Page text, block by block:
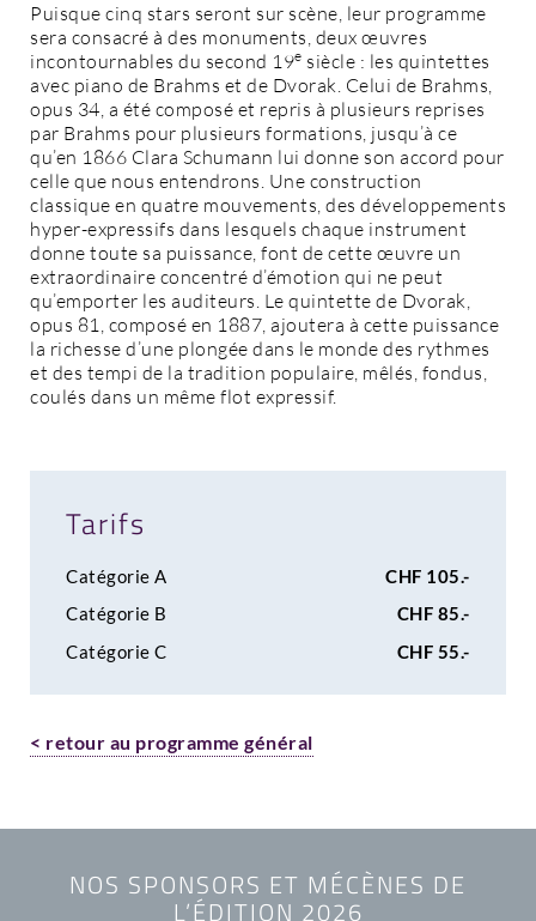
Puisque cinq stars seront sur scène, leur programme
sera consacré à des monuments, deux œuvres
incontournables du second 19e siècle : les quintettes
avec piano de Brahms et de Dvorak. Celui de Brahms,
opus 34, a été composé et repris à plusieurs reprises
par Brahms pour plusieurs formations, jusqu’à ce
qu’en 1866 Clara Schumann lui donne son accord pour
celle que nous entendrons. Une construction
classique en quatre mouvements, des développements
hyper-expressifs dans lesquels chaque instrument
donne toute sa puissance, font de cette œuvre un
extraordinaire concentré d’émotion qui ne peut
qu’emporter les auditeurs. Le quintette de Dvorak,
opus 81, composé en 1887, ajoutera à cette puissance
la richesse d’une plongée dans le monde des rythmes
et des tempi de la tradition populaire, mêlés, fondus,
coulés dans un même flot expressif.
Tarifs
Catégorie A
CHF 105.-
Catégorie B
CHF 85.-
Catégorie C
CHF 55.-
< retour au programme général
NOS SPONSORS ET MÉCÈNES DE
L’ÉDITION 2026